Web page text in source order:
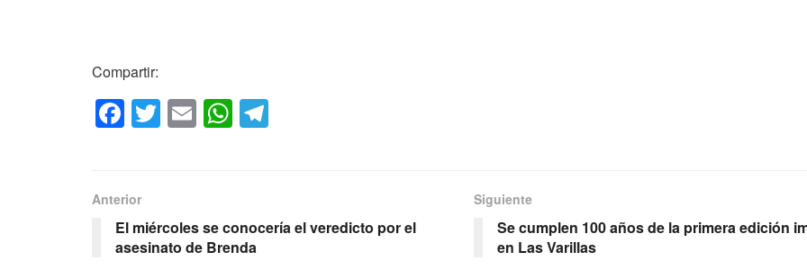
Compartir:
F
a
e
b
o
T
wi
E
m
W
h
A
p
a
Anterior
El miércoles se conocería el veredicto por el
asesinato de Brenda
Siguiente
Se cumplen 100 años de la primera edición
en Las Varillas